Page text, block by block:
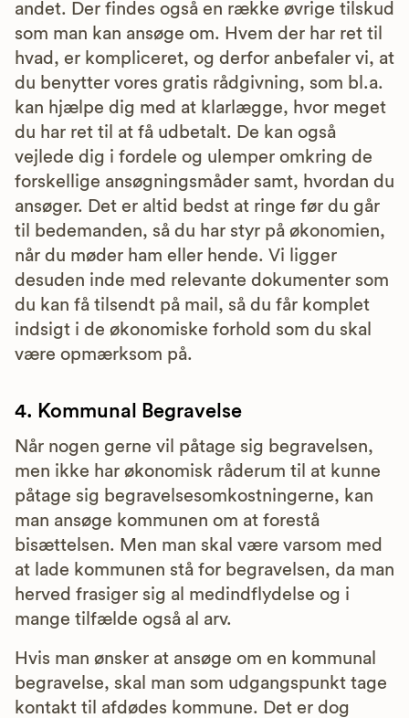
andet. Der findes også en række øvrige tilskud
som man kan ansøge om. Hvem der har ret til
hvad, er kompliceret, og derfor anbefaler vi, at
du benytter vores gratis rådgivning, som bl.a.
kan hjælpe dig med at klarlægge, hvor meget
du har ret til at få udbetalt. De kan også
vejlede dig i fordele og ulemper omkring de
forskellige ansøgningsmåder samt, hvordan du
ansøger. Det er altid bedst at ringe før du går
til bedemanden, så du har styr på økonomien,
når du møder ham eller hende. Vi ligger
desuden inde med relevante dokumenter som
du kan få tilsendt på mail, så du får komplet
indsigt i de økonomiske forhold som du skal
være opmærksom på.
4. Kommunal Begravelse
Når nogen gerne vil påtage sig begravelsen,
men ikke har økonomisk råderum til at kunne
påtage sig begravelsesomkostningerne, kan
man ansøge kommunen om at forestå
bisættelsen. Men man skal være varsom med
at lade kommunen stå for begravelsen, da man
herved frasiger sig al medindflydelse og i
mange tilfælde også al arv.
Hvis man ønsker at ansøge om en kommunal
begravelse, skal man som udgangspunkt tage
kontakt til afdødes kommune. Det er dog